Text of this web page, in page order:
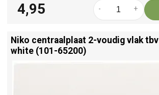
4,95 +
-
Niko centraalplaat 2-voudig vlak
white (101-65200)